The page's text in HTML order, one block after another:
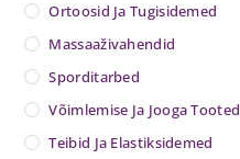
Ortoosid Ja Tugisidemed
Massaaživahendid
Sporditarbed
Võimlemise Ja Jooga Tooted
Teibid Ja Elastiksidemed